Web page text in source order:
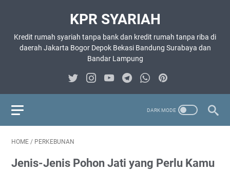
KPR SYARIAH
Kredit rumah syariah tanpa bank dan kredit rumah tanpa riba di
daerah Jakarta Bogor Depok Bekasi Bandung Surabaya dan
Bandar Lampung
HOME / PERKEBUNAN
Jenis-Jenis Pohon Jati yang Perlu Kamu